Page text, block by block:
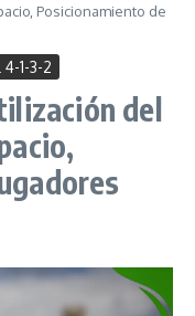
Posicionamiento de
1-3-2
del